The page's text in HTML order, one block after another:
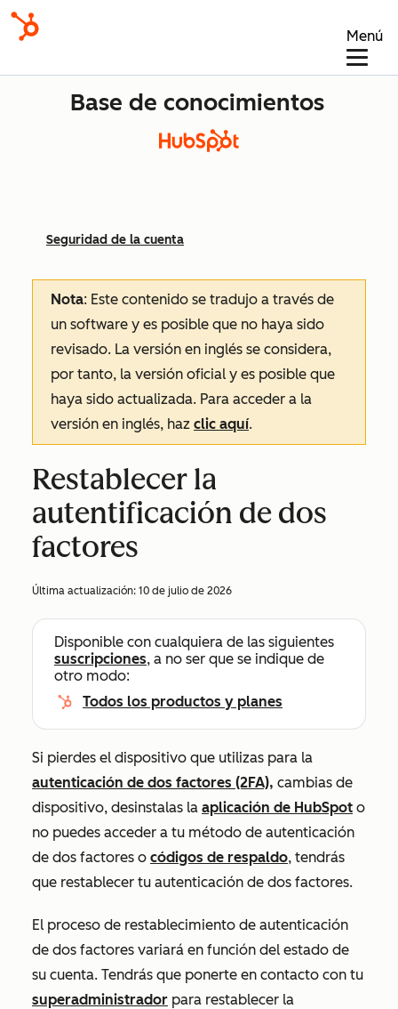
Menú
Base de conocimientos
Seguridad de la cuenta
Nota: Este contenido se tradujo a través de
un software y es posible que no haya sido
revisado. La versión en inglés se considera,
por tanto, la versión oficial y es posible que
haya sido actualizada. Para acceder a la
versión en inglés, haz clic aquí.
Restablecer la
autentificación de dos
factores
Última actualización: 10 de julio de 2026
Disponible con cualquiera de las siguientes
suscripciones, a no ser que se indique de
otro modo:
Todos los productos y planes
Si pierdes el dispositivo que utilizas para la
autenticación de dos factores (2FA), cambias de
dispositivo, desinstalas la aplicación de HubSpot o
no puedes acceder a tu método de autenticación
de dos factores o códigos de respaldo, tendrás
que restablecer tu autenticación de dos factores.
El proceso de restablecimiento de autenticación
de dos factores variará en función del estado de
su cuenta. Tendrás que ponerte en contacto con tu
superadministrador para restablecer la